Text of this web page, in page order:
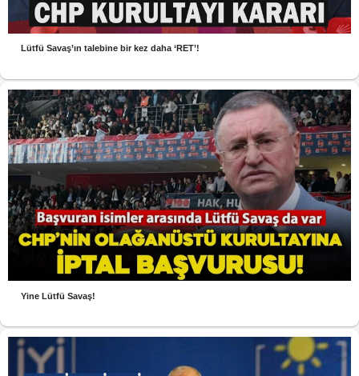
Lütfü Savaş’ın talebine bir kez daha ‘RET’!
Yine Lütfü Savaş!